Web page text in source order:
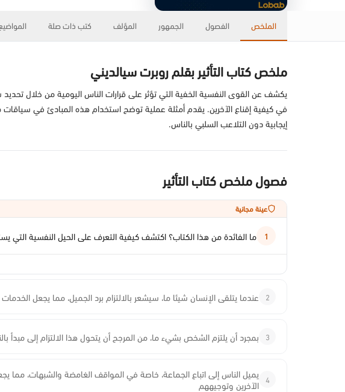
الملخص الفصول الجمهور المؤلف كتب ذات صلة
ملخص كتاب التأثير بقلم روبرت سيالديني
يكشف عن القوى النفسية الخفية التي تؤثر على قرارات الناس اليومية من خلال تحديد
في كيفية إقناع الآخرين. يقدم أمثلة عملية توضح استخدام هذه المبادئ في سياقات
إيجابية دون التلاعب السلبي بالناس.
فصول ملخص كتاب التأثير
عينة مجانية
1 ما الفائدة من هذا الكتاب؟ اكتشف كيفية التعرف على الحيل النفسية التي
2 عندما يتلقى الإنسان شيئا ما، سيشعر بالالتزام برد الجميل، مما يجعل
3 بمجرد أن يلتزم الشخص بشيء ما، من المرجح أن يتحول هذا الالتزام إلى مبدأ
4 يميل الناس إلى اتباع الجماعة، خاصة في المواقف الغامضة والشبهات، مما
الآخرين وتوجيههم